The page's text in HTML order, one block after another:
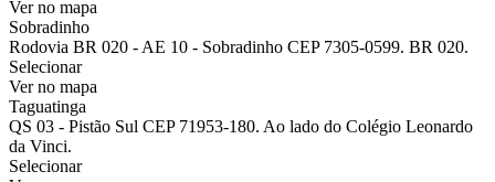
Ver no mapa
Sobradinho
Rodovia BR 020 - AE 10 - Sobradinho CEP 7305-0599. BR 020.
Selecionar
Ver no mapa
Taguatinga
QS 03 - Pistão Sul CEP 71953-180. Ao lado do Colégio Leonardo
da Vinci.
Selecionar